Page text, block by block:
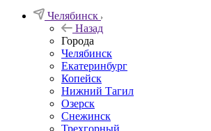
Челябинск
Назад
Города
Челябинск
Екатеринбург
Копейск
Нижний Тагил
Озерск
Снежинск
Трехгорный